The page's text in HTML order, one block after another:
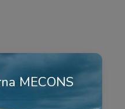
MECONS